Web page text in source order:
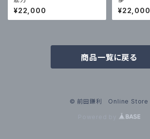
¥22,000 ¥22,000
商品一覧に戻る
© 前田鎌利 Online Store